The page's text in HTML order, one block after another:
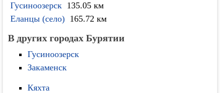
Гусиноозерск 135.05 км
Еланцы (село) 165.72 км
В других городах Бурятии
Гусиноозерск
Закаменск
Кяхта